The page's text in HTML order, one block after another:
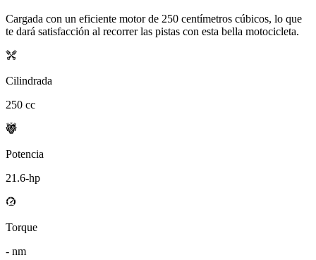
Cargada con un eficiente motor de 250 centímetros cúbicos, lo que
te dará satisfacción al recorrer las pistas con esta bella motocicleta.
Cilindrada
250 cc
Potencia
21.6-hp
Torque
- nm